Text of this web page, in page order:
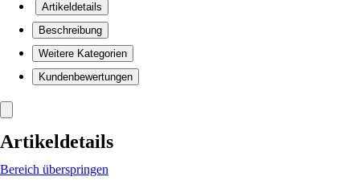
Artikeldetails
Beschreibung
Weitere Kategorien
Kundenbewertungen
Artikeldetails
Bereich überspringen